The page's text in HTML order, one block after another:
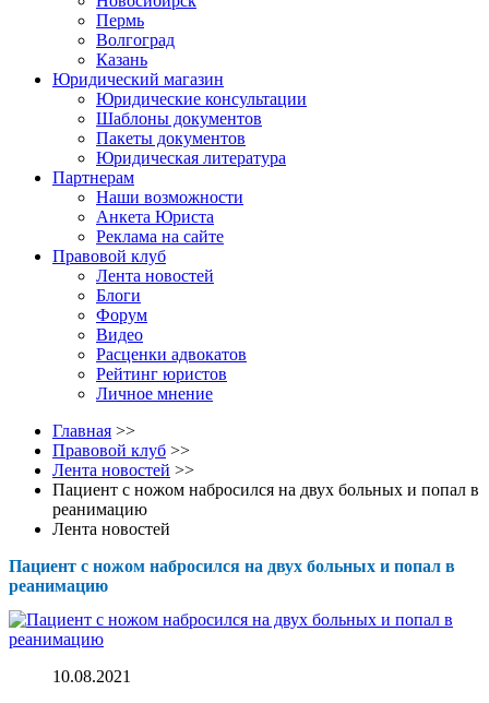
Пермь
Волгоград
Казань
Юридический магазин
Юридические консультации
Шаблоны документов
Пакеты документов
Юридическая литература
Партнерам
Наши возможности
Анкета Юриста
Реклама на сайте
Правовой клуб
Лента новостей
Блоги
Форум
Видео
Расценки адвокатов
Рейтинг юристов
Личное мнение
Главная >>
Правовой клуб >>
Лента новостей >>
Пациент с ножом набросился на двух больных и попал в
реанимацию
Лента новостей
Пациент с ножом набросился на двух больных и попал в
реанимацию
10.08.2021